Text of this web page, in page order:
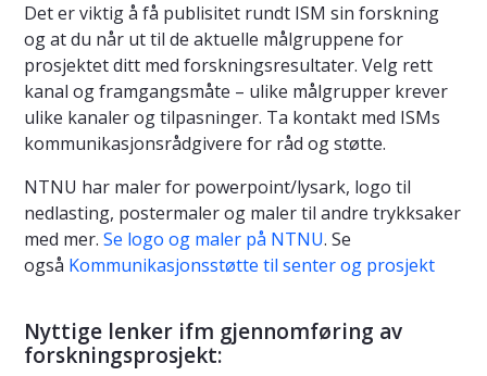
Det er viktig å få publisitet rundt ISM sin forskning
og at du når ut til de aktuelle målgruppene for
prosjektet ditt med forskningsresultater. Velg rett
kanal og framgangsmåte – ulike målgrupper krever
ulike kanaler og tilpasninger. Ta kontakt med ISMs
kommunikasjonsrådgivere for råd og støtte.
NTNU har maler for powerpoint/lysark, logo til
nedlasting, postermaler og maler til andre trykksaker
med mer. Se logo og maler på NTNU. Se
også Kommunikasjonsstøtte til senter og prosjekt
Nyttige lenker ifm gjennomføring av
forskningsprosjekt: